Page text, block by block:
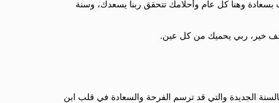
وهنا كل عام وأحلامك تتحقق ربنا يسعدك، وسنة
خير، ربي يحميك من كل عين.
الجديدة والتي قد ترسم الفرحة والسعادة في قلب ابن